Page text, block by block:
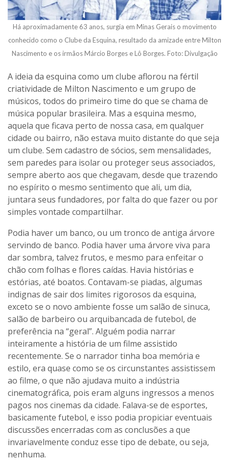
Há aproximadamente 63 anos, surgia em Minas Gerais o movimento
conhecido como o Clube da Esquina, resultado da amizade entre Milton
Nascimento e os irmãos Márcio Borges e Lô Borges. Foto: Divulgação
A ideia da esquina como um clube aflorou na fértil
criatividade de Milton Nascimento e um grupo de
músicos, todos do primeiro time do que se chama de
música popular brasileira. Mas a esquina mesmo,
aquela que ficava perto de nossa casa, em qualquer
cidade ou bairro, não estava muito distante do que seja
um clube. Sem cadastro de sócios, sem mensalidades,
sem paredes para isolar ou proteger seus associados,
sempre aberto aos que chegavam, desde que trazendo
no espírito o mesmo sentimento que ali, um dia,
juntara seus fundadores, por falta do que fazer ou por
simples vontade compartilhar.
Podia haver um banco, ou um tronco de antiga árvore
servindo de banco. Podia haver uma árvore viva para
dar sombra, talvez frutos, e mesmo para enfeitar o
chão com folhas e flores caídas. Havia histórias e
estórias, até boatos. Contavam-se piadas, algumas
indignas de sair dos limites rigorosos da esquina,
exceto se o novo ambiente fosse um salão de sinuca,
salão de barbeiro ou arquibancada de futebol, de
preferência na “geral”. Alguém podia narrar
inteiramente a história de um filme assistido
recentemente. Se o narrador tinha boa memória e
estilo, era quase como se os circunstantes assistissem
ao filme, o que não ajudava muito a indústria
cinematográfica, pois eram alguns ingressos a menos
pagos nos cinemas da cidade. Falava-se de esportes,
basicamente futebol, e isso podia propiciar eventuais
discussões encerradas com as conclusões a que
invariavelmente conduz esse tipo de debate, ou seja,
nenhuma.